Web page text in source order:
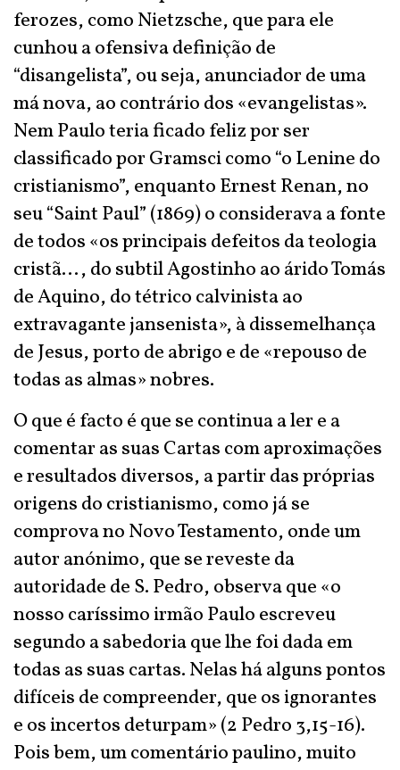
ferozes, como Nietzsche, que para ele
cunhou a ofensiva definição de
“disangelista”, ou seja, anunciador de uma
má nova, ao contrário dos «evangelistas».
Nem Paulo teria ficado feliz por ser
classificado por Gramsci como “o Lenine do
cristianismo”, enquanto Ernest Renan, no
seu “Saint Paul” (1869) o considerava a fonte
de todos «os principais defeitos da teologia
cristã…, do subtil Agostinho ao árido Tomás
de Aquino, do tétrico calvinista ao
extravagante jansenista», à dissemelhança
de Jesus, porto de abrigo e de «repouso de
todas as almas» nobres.
O que é facto é que se continua a ler e a
comentar as suas Cartas com aproximações
e resultados diversos, a partir das próprias
origens do cristianismo, como já se
comprova no Novo Testamento, onde um
autor anónimo, que se reveste da
autoridade de S. Pedro, observa que «o
nosso caríssimo irmão Paulo escreveu
segundo a sabedoria que lhe foi dada em
todas as suas cartas. Nelas há alguns pontos
difíceis de compreender, que os ignorantes
e os incertos deturpam» (2 Pedro 3,15-16).
Pois bem, um comentário paulino, muito